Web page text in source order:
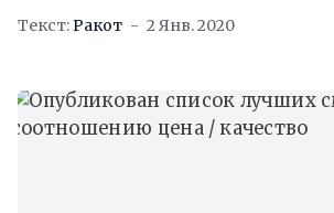
в онлайн-магазинах 200 тысяч
Текст: Ракот 2 Янв. 2020